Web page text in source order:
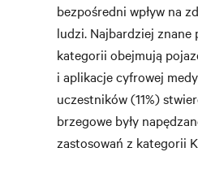
bezpośredni wpływ na
ludzi. Najbardziej
kategorii obejmują
i aplikacje cyfrowej
uczestników (11%)
brzegowe były
zastosowań z kategorii